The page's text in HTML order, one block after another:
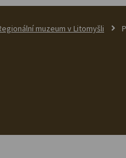
muzeum v Litomyšli